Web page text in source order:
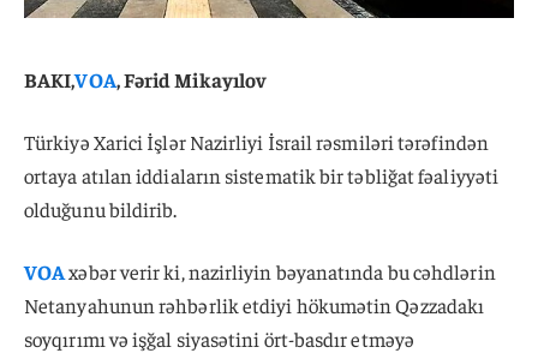
BAKI,VOA, Fərid Mikayılov
Türkiyə Xarici İşlər Nazirliyi İsrail rəsmiləri tərəfindən
ortaya atılan iddiaların sistematik bir təbliğat fəaliyyəti
olduğunu bildirib.
VOAxəbər verir ki, nazirliyin bəyanatında bu cəhdlərin
Netanyahunun rəhbərlik etdiyi hökumətin Qəzzadakı
soyqırımı və işğal siyasətini ört-basdır etməyə